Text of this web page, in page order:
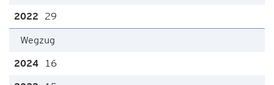
29
Wegzug
16